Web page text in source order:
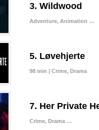
3. Wildwood
Adventure, Animation …
5. Løvehjerte
98 min | Crime, Drama
7. Her Private
Crime, Drama …